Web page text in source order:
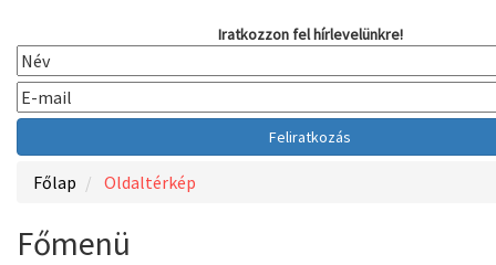
Iratkozzon fel hírlevelünkre!
Főlap Oldaltérkép
Főmenü